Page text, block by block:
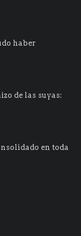
haber
de las suyas:
en toda